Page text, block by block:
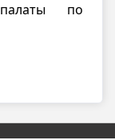
палаты по